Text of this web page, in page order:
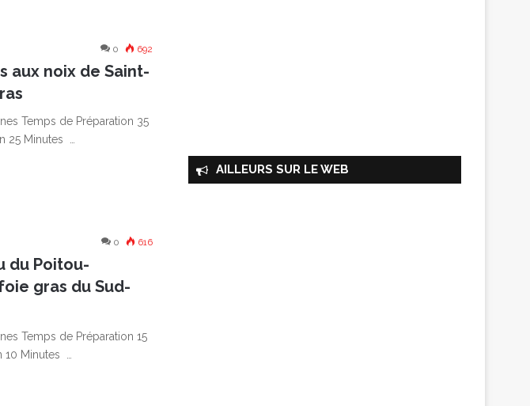
0 692
aux noix de Saint-
Temps de Préparation 35
25 Minutes …
0 616
du Poitou-
gras du Sud-
Temps de Préparation 15
Minutes …
AILLEURS SUR LE WEB